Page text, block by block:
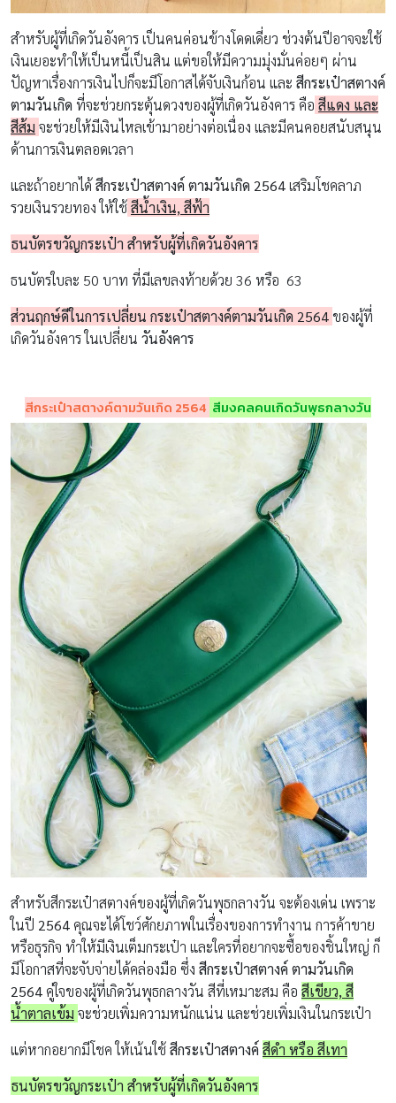
สำหรับผู้ที่เกิดวันอังคาร เป็นคนค่อนข้างโดดเดี่ยว ช่วงต้นปีอาจจะใช้
เงินเยอะทำให้เป็นหนี้เป็นสิน แต่ขอให้มีความมุ่งมั่นค่อยๆ ผ่าน
ปัญหาเรื่องการเงินไปก็จะมีโอกาสได้จับเงินก้อน และ สีกระเป๋าสตางค์
ตามวันเกิด ที่จะช่วยกระตุ้นดวงของผู้ที่เกิดวันอังคาร คือ สีแดง และ
สีส้ม จะช่วยให้มีเงินไหลเข้ามาอย่างต่อเนื่อง และมีคนคอยสนับสนุน
ด้านการเงินตลอดเวลา
และถ้าอยากได้สีกระเป๋าสตางค์ ตามวันเกิด 2564เสริมโชคลาภ
รวยเงินรวยทอง ให้ใช้สีน้ำเงิน, สีฟ้า
ธนบัตรขวัญกระเป๋า สำหรับผู้ที่เกิดวันอังคาร
ธนบัตรใบละ 50 บาท ที่มีเลขลงท้ายด้วย 36 หรือ 63
ส่วนฤกษ์ดีในการเปลี่ยน กระเป๋าสตางค์ตามวันเกิด 2564 ของผู้ที่
เกิดวันอังคาร ในเปลี่ยน วันอังคาร
สีกระเป๋าสตางค์ตามวันเกิด 2564 สีมงคลคนเกิดวันพุธกลางวัน
สำหรับสีกระเป๋าสตางค์ของผู้ที่เกิดวันพุธกลางวัน จะต้องเด่น เพราะ
ในปี 2564 คุณจะได้โชว์ศักยภาพในเรื่องของการทำงาน การค้าขาย
หรือธุรกิจ ทำให้มีเงินเต็มกระเป๋า และใครที่อยากจะซื้อของชิ้นใหญ่ ก็
มีโอกาสที่จะจับจ่ายได้คล่องมือ ซึ่ง สีกระเป๋าสตางค์ ตามวันเกิด
2564 คู่ใจของผู้ที่เกิดวันพุธกลางวัน สีที่เหมาะสม คือ สีเขียว, สี
น้ำตาลเข้ม จะช่วยเพิ่มความหนักแน่น และช่วยเพิ่มเงินในกระเป๋า
แต่หากอยากมีโชค ให้เน้นใช้สีกระเป๋าสตางค์ สีดำ หรือ สีเทา
ธนบัตรขวัญกระเป๋า สำหรับผู้ที่เกิดวันอังคาร